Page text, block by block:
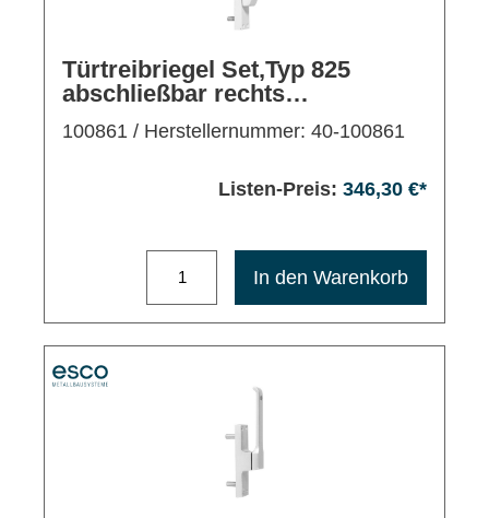
Türtreibriegel Set,Typ 825
abschließbar rechts
drehend,Bolzen 28mm,EV1
100861 / Herstellernummer: 40-100861
Listen-Preis: 346,30 €*
In den Warenkorb